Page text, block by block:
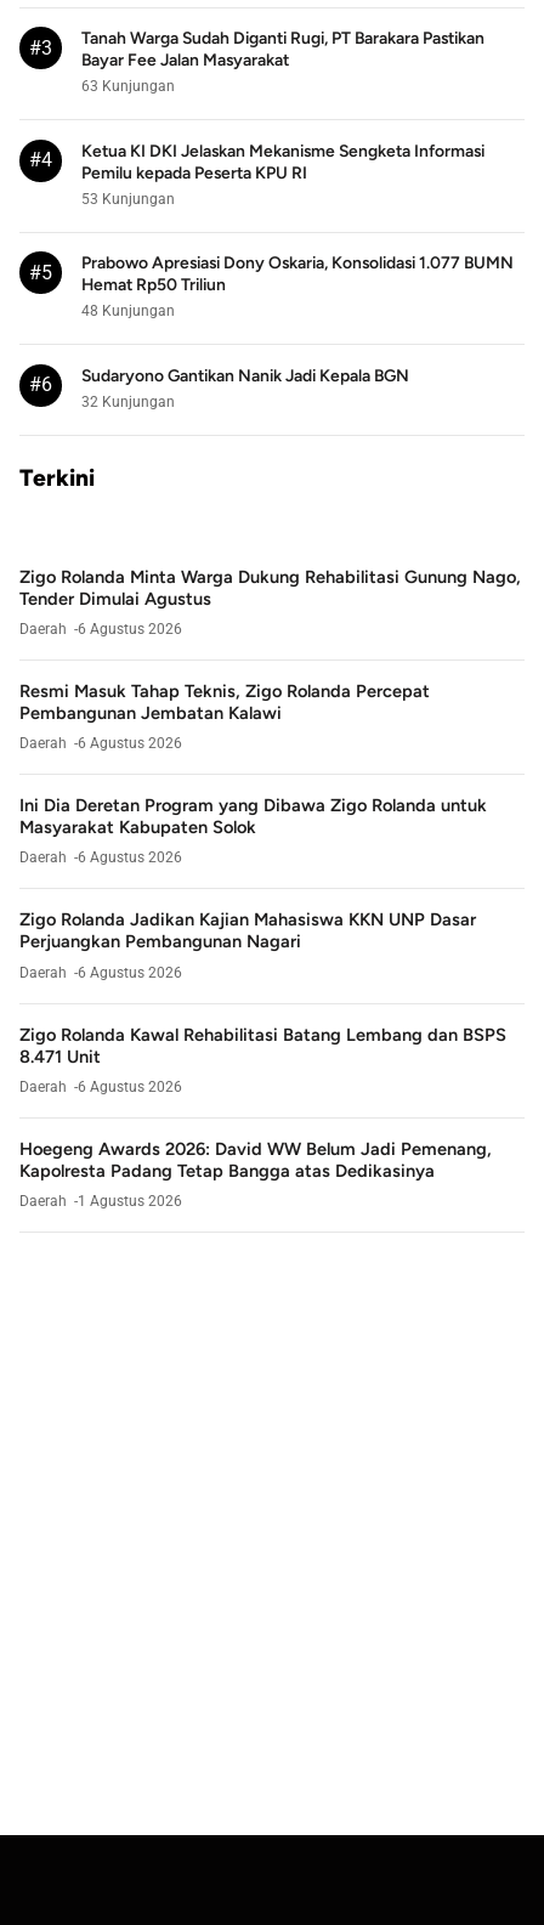
#3
Tanah Warga Sudah Diganti Rugi, PT Barakara Pastikan
Bayar Fee Jalan Masyarakat
63 Kunjungan
#4
Ketua KI DKI Jelaskan Mekanisme Sengketa Informasi
Pemilu kepada Peserta KPU RI
53 Kunjungan
#5
Prabowo Apresiasi Dony Oskaria, Konsolidasi 1.077 BUMN
Hemat Rp50 Triliun
48 Kunjungan
#6 Sudaryono Gantikan Nanik Jadi Kepala BGN
32 Kunjungan
Terkini
Zigo Rolanda Minta Warga Dukung Rehabilitasi Gunung Nago,
Tender Dimulai Agustus
Daerah 6 Agustus 2026
Resmi Masuk Tahap Teknis, Zigo Rolanda Percepat
Pembangunan Jembatan Kalawi
Daerah 6 Agustus 2026
Ini Dia Deretan Program yang Dibawa Zigo Rolanda untuk
Masyarakat Kabupaten Solok
Daerah 6 Agustus 2026
Zigo Rolanda Jadikan Kajian Mahasiswa KKN UNP Dasar
Perjuangkan Pembangunan Nagari
Daerah 6 Agustus 2026
Zigo Rolanda Kawal Rehabilitasi Batang Lembang dan BSPS
8.471 Unit
Daerah 6 Agustus 2026
Hoegeng Awards 2026: David WW Belum Jadi Pemenang,
Kapolresta Padang Tetap Bangga atas Dedikasinya
Daerah 1 Agustus 2026